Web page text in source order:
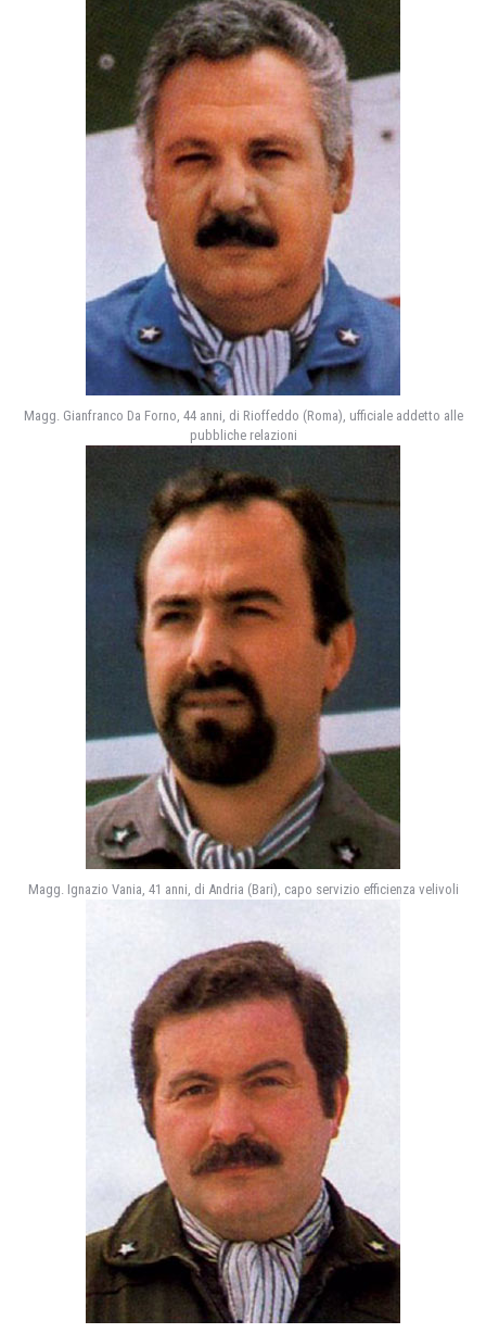
Magg. Gianfranco Da Forno, 44 anni, di Rioffeddo (Roma), ufficiale addetto alle
pubbliche relazioni
Magg. Ignazio Vania, 41 anni, di Andria (Bari), capo servizio efficienza velivoli